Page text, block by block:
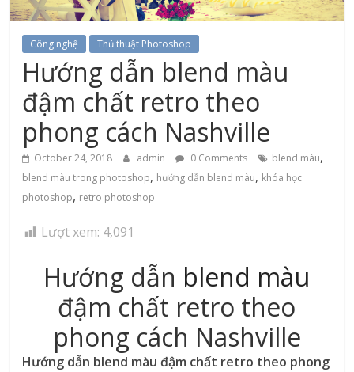
Công nghệ Thủ thuật Photoshop
Hướng dẫn blend màu
đậm chất retro theo
phong cách Nashville
October 24, 2018 admin 0 Comments blend màu,
blend màu trong photoshop, hướng dẫn blend màu, khóa học
photoshop, retro photoshop
Lượt xem: 4,091
Hướng dẫn blend màu
đậm chất retro theo
phong cách Nashville
Hướng dẫn blend màu đậm chất retro theo phong